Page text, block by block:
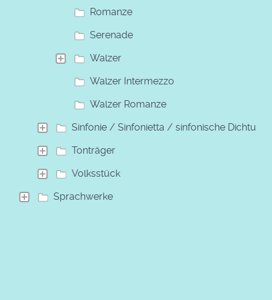
Romanze
Serenade
Walzer
Walzer Intermezzo
Walzer Romanze
Sinfonie / Sinfonietta / sinfonische Dichtung
Tonträger
Volksstück
Sprachwerke